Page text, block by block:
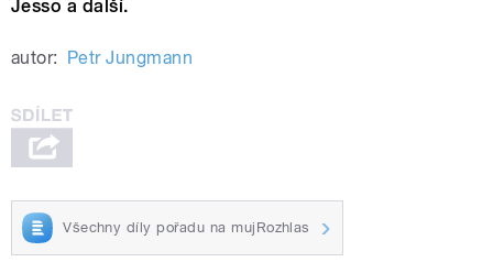
Jesso a další.
autor: Petr Jungmann
Všechny díly pořadu na mujRozhlas